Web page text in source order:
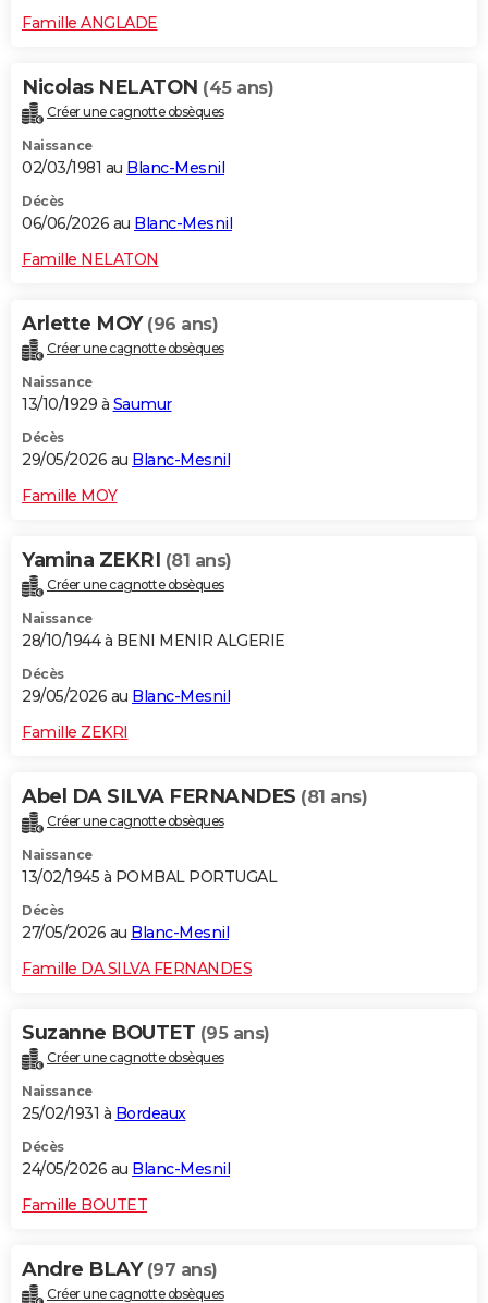
Famille ANGLADE
Nicolas NELATON (45 ans)
Créer une cagnotte obsèques
Naissance
02/03/1981 au Blanc-Mesnil
Décès
06/06/2026 au Blanc-Mesnil
Famille NELATON
Arlette MOY (96 ans)
Créer une cagnotte obsèques
Naissance
13/10/1929 à Saumur
Décès
29/05/2026 au Blanc-Mesnil
Famille MOY
Yamina ZEKRI (81 ans)
Créer une cagnotte obsèques
Naissance
28/10/1944 à BENI MENIR ALGERIE
Décès
29/05/2026 au Blanc-Mesnil
Famille ZEKRI
Abel DA SILVA FERNANDES (81 ans)
Créer une cagnotte obsèques
Naissance
13/02/1945 à POMBAL PORTUGAL
Décès
27/05/2026 au Blanc-Mesnil
Famille DA SILVA FERNANDES
Suzanne BOUTET (95 ans)
Créer une cagnotte obsèques
Naissance
25/02/1931 à Bordeaux
Décès
24/05/2026 au Blanc-Mesnil
Famille BOUTET
Andre BLAY (97 ans)
Créer une cagnotte obsèques